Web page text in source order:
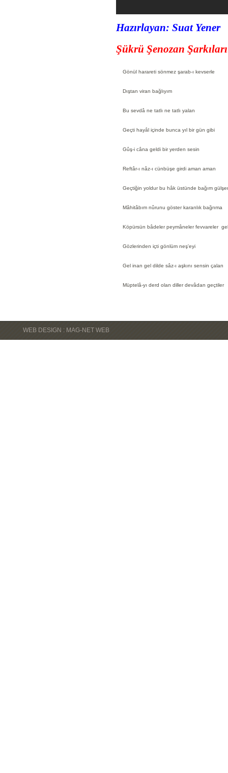
Hazırlayan: Suat Yener
Şükrü Şenozan
Gönül harareti sönmez şarab-ı kevserle
Dıştan viran bağlıyım
Bu sevdâ ne tatlı ne tatlı yalan
Geçti hayâl içinde bunca yıl bir gün gibi
Gûş-i câna geldi bir yerden sesin
Reftâr-ı nâz-ı cünbüşe girdi aman aman
Geçtiğin yoldur bu hâk üstünde bağım
Mâhitâbım nûrunu göster karanlık bağrıma
Köpürsün bâdeler peymâneler fevvareler
Gözlerinden içti gönlüm neş'eyi
Gel inan gel dilde sâz-ı aşkını sensin çalan
Müptelâ-yı derd olan diller devâdan geçtiler
WEB DESIGN : MAG-NET WEB